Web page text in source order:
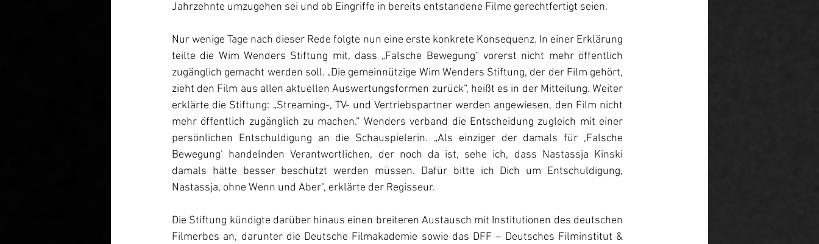
Jahrzehnte umzugehen sei und ob Eingriffe in bereits entstandene Filme gerechtfertigt seien.
Nur wenige Tage nach dieser Rede folgte nun eine erste konkrete Konsequenz. In einer Erklärung
teilte die Wim Wenders Stiftung mit, dass „Falsche Bewegung“ vorerst nicht mehr öffentlich
zugänglich gemacht werden soll. „Die gemeinnützige Wim Wenders Stiftung, der der Film gehört,
zieht den Film aus allen aktuellen Auswertungsformen zurück“, heißt es in der Mitteilung. Weiter
erklärte die Stiftung: „Streaming-, TV- und Vertriebspartner werden angewiesen, den Film nicht
mehr öffentlich zugänglich zu machen.“ Wenders verband die Entscheidung zugleich mit einer
persönlichen Entschuldigung an die Schauspielerin. „Als einziger der damals für ,Falsche
Bewegung‘ handelnden Verantwortlichen, der noch da ist, sehe ich, dass Nastassja Kinski
damals hätte besser beschützt werden müssen. Dafür bitte ich Dich um Entschuldigung,
Nastassja, ohne Wenn und Aber“, erklärte der Regisseur.
Die Stiftung kündigte darüber hinaus einen breiteren Austausch mit Institutionen des deutschen
Filmerbes an, darunter die Deutsche Filmakademie sowie das DFF – Deutsches Filminstitut &